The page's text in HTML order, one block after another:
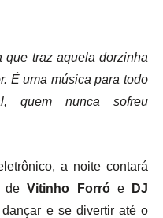
que traz aquela dorzinha
É uma música para todo
quem nunca sofreu
a noite contará
deVitinho Forróe
DJ
e se divertir até o